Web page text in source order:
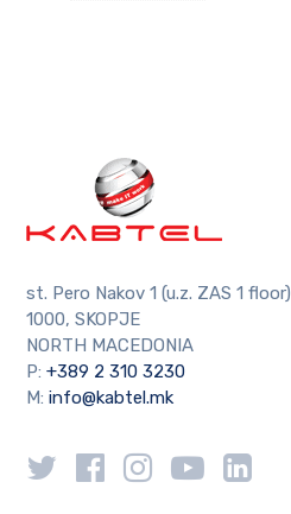
st. Pero Nakov 1 (u.z. ZAS 1 floor)
1000, SKOPJE
NORTH MACEDONIA
P: +389 2 310 3230
M:info@kabtel.mk